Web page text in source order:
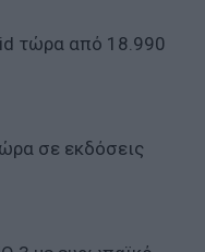
τώρα από 18.990
σε εκδόσεις